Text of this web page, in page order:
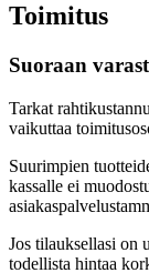
Toimitus
Suoraan
Tarkat
vaikuttaa
Suurimpien
kassalle ei
Jos tilauksellasi on
todellista hintaa